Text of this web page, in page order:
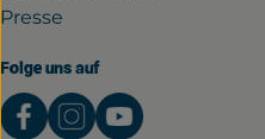
Presse
Folge uns auf
Externer Link zu
Externer Link zu
Externer